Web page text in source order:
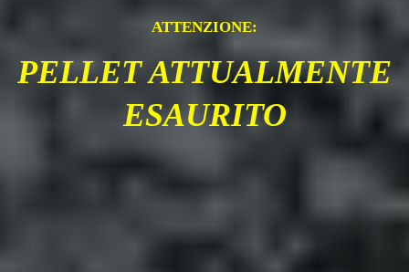
ATTENZIONE:
PELLET ATTUALMENTE
ESAURITO